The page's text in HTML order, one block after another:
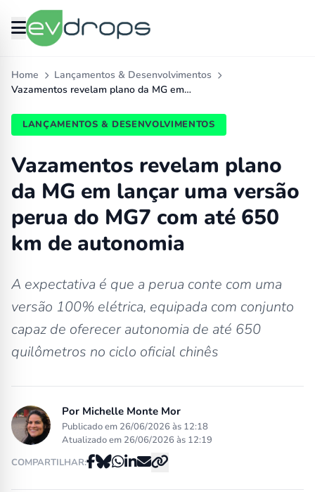
Home
Lançamentos & Desenvolvimentos
Vazamentos revelam plano da MG em…
LANÇAMENTOS & DESENVOLVIMENTOS
Vazamentos revelam plano
da MG em lançar uma versão
perua do MG7 com até 650
km de autonomia
A expectativa é que a perua conte com uma
versão 100% elétrica, equipada com conjunto
capaz de oferecer autonomia de até 650
quilômetros no ciclo oficial chinês
Por Michelle Monte Mor
Publicado em 26/06/2026 às 12:18
Atualizado em 26/06/2026 às 12:19
COMPARTILHAR: